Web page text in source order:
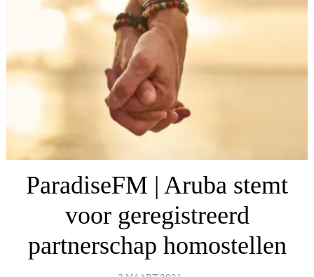
ParadiseFM | Aruba stemt
voor geregistreerd
partnerschap homostellen